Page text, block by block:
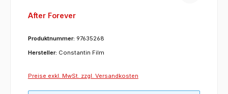
After Forever
Produktnummer: 97635268
Hersteller: Constantin Film
Preise exkl. MwSt. zzgl. Versandkosten